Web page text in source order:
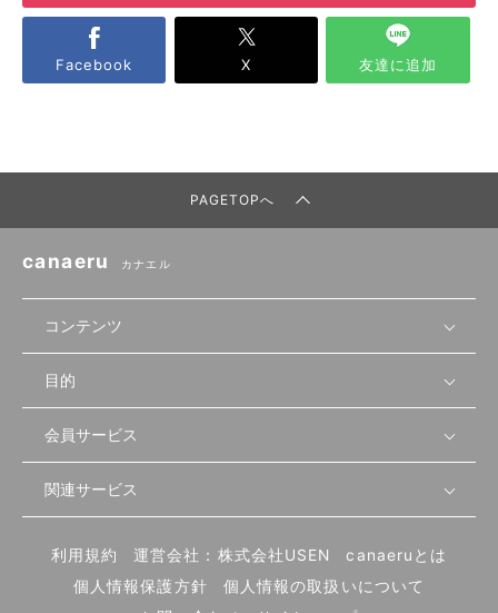
Facebook X 友達に追加
PAGETOPへ
canaeru カナエル
コンテンツ
無料開業相談
セミナー情報
セミナー動画
物件を探す
首都圏
北海道
先輩開業者の声
開業・経営に関する記事
目的
店舗運営
物件
内装・設備
食材・仕入れ
会員サービス
会員登録
ログイン
関連サービス
飲食店サクセスガイド（外部サイト）
利用規約 運営会社：株式会社USEN
canaeruとは
個人情報保護方針
個人情報の取扱いについて